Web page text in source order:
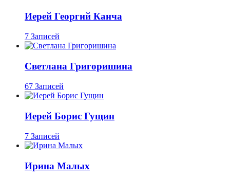
Иерей Георгий Канча
7 Записей
Светлана Григоришина
67 Записей
Иерей Борис Гущин
7 Записей
Ирина Малых